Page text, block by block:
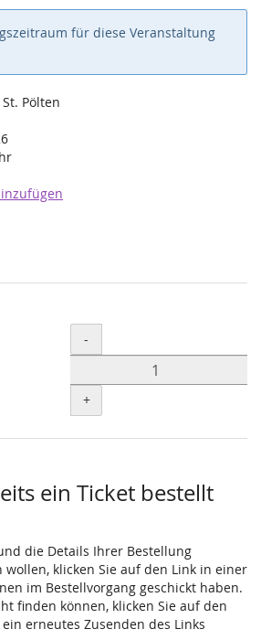
für diese Veranstaltung
Pölten
Menge
-
+
ein Ticket bestellt
die Details Ihrer Bestellung
klicken Sie auf den Link in einer
im Bestellvorgang geschickt haben.
finden können, klicken Sie auf den
erneutes Zusenden des Links